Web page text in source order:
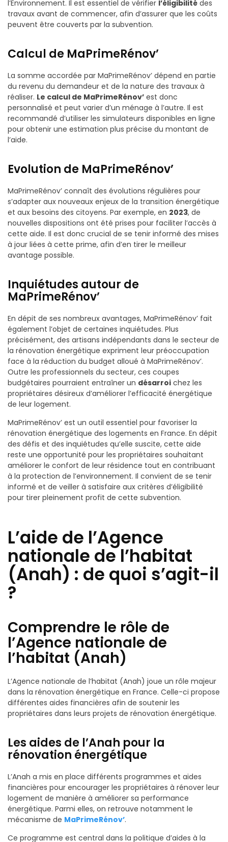
l’Environnement. Il est essentiel de vérifier l’éligibilité des
travaux avant de commencer, afin d’assurer que les coûts
peuvent être couverts par la subvention.
Calcul de MaPrimeRénov’
La somme accordée par MaPrimeRénov’ dépend en partie
du revenu du demandeur et de la nature des travaux à
réaliser. Le calcul de MaPrimeRénov’ est donc
personnalisé et peut varier d’un ménage à l’autre. Il est
recommandé d’utiliser les simulateurs disponibles en ligne
pour obtenir une estimation plus précise du montant de
l’aide.
Evolution de MaPrimeRénov’
MaPrimeRénov’ connaît des évolutions régulières pour
s’adapter aux nouveaux enjeux de la transition énergétique
et aux besoins des citoyens. Par exemple, en 2023, de
nouvelles dispositions ont été prises pour faciliter l’accès à
cette aide. Il est donc crucial de se tenir informé des mises
à jour liées à cette prime, afin d’en tirer le meilleur
avantage possible.
Inquiétudes autour de
MaPrimeRénov’
En dépit de ses nombreux avantages, MaPrimeRénov’ fait
également l’objet de certaines inquiétudes. Plus
précisément, des artisans indépendants dans le secteur de
la rénovation énergétique expriment leur préoccupation
face à la réduction du budget alloué à MaPrimeRénov’.
Outre les professionnels du secteur, ces coupes
budgétaires pourraient entraîner un désarroi chez les
propriétaires désireux d’améliorer l’efficacité énergétique
de leur logement.
MaPrimeRénov’ est un outil essentiel pour favoriser la
rénovation énergétique des logements en France. En dépit
des défis et des inquiétudes qu’elle suscite, cette aide
reste une opportunité pour les propriétaires souhaitant
améliorer le confort de leur résidence tout en contribuant
à la protection de l’environnement. Il convient de se tenir
informé et de veiller à satisfaire aux critères d’éligibilité
pour tirer pleinement profit de cette subvention.
L’aide de l’Agence
nationale de l’habitat
(Anah) : de quoi s’agit-il
?
Comprendre le rôle de
l’Agence nationale de
l’habitat (Anah)
L’Agence nationale de l’habitat (Anah) joue un rôle majeur
dans la rénovation énergétique en France. Celle-ci propose
différentes aides financières afin de soutenir les
propriétaires dans leurs projets de rénovation énergétique.
Les aides de l’Anah pour la
rénovation énergétique
L’Anah a mis en place différents programmes et aides
financières pour encourager les propriétaires à rénover leur
logement de manière à améliorer sa performance
énergétique. Parmi elles, on retrouve notamment le
mécanisme de MaPrimeRénov’.
Ce programme est central dans la politique d’aides à la